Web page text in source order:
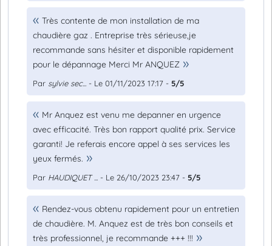
Très contente de mon installation de ma
chaudière gaz . Entreprise très sérieuse,je
recommande sans hésiter et disponible rapidement
pour le dépannage Merci Mr ANQUEZ
Par sylvie sec... - Le 01/11/2023 17:17 - 5/5
Mr Anquez est venu me depanner en urgence
avec efficacité. Très bon rapport qualité prix. Service
garanti! Je referais encore appel à ses services les
yeux fermés.
Par HAUDIQUET ... - Le 26/10/2023 23:47 - 5/5
Rendez-vous obtenu rapidement pour un entretien
de chaudière. M. Anquez est de très bon conseils et
très professionnel, je recommande +++ !!!